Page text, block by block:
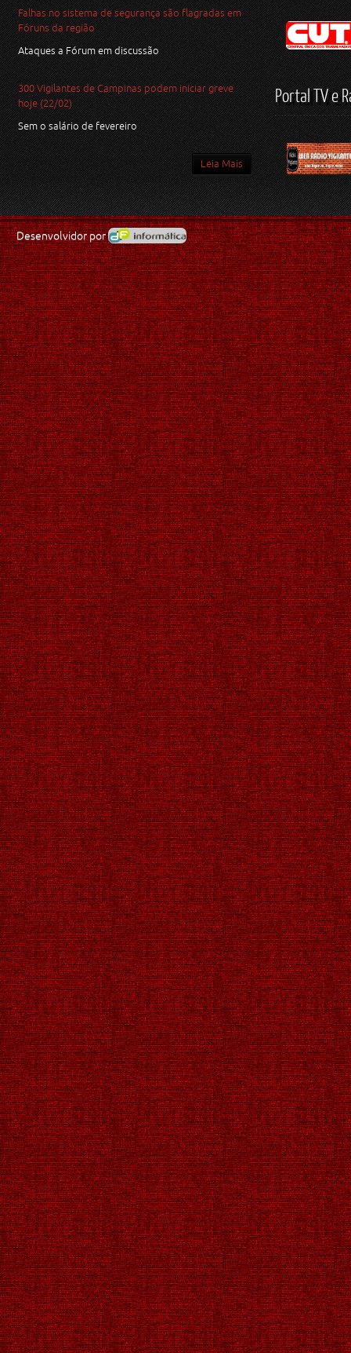
Falhas no sistema de segurança são flagradas em
Fóruns da região
Ataques a Fórum em discussão
300 Vigilantes de Campinas podem iniciar greve
hoje (22/02)
Sem o salário de fevereiro
Leia Mais
Portal TV e
Desenvolvidor por